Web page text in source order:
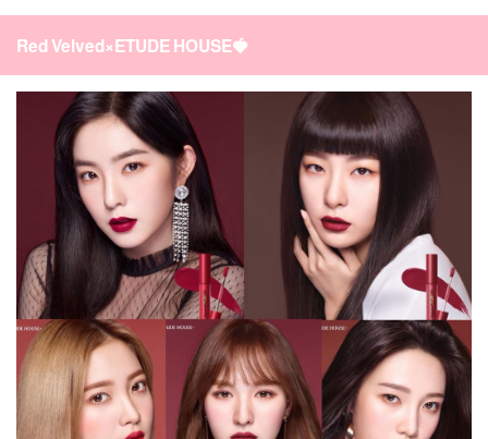
manimani について
カテゴリー一覧
タグ一覧
キュレーター一覧
運営会社
利用規約
プライバシーポリシー
お問い合わせ
韓国 オルチャン 韓国トレンド
韓国旅行 韓国ファッション 韓国アイドル
メイク k-pop ファッション
kpop トレンド
オルチャンメイク twice 人気 アイドル
韓国ドラマ カフェ
Red Velved×ETUDE HOUSE🍓